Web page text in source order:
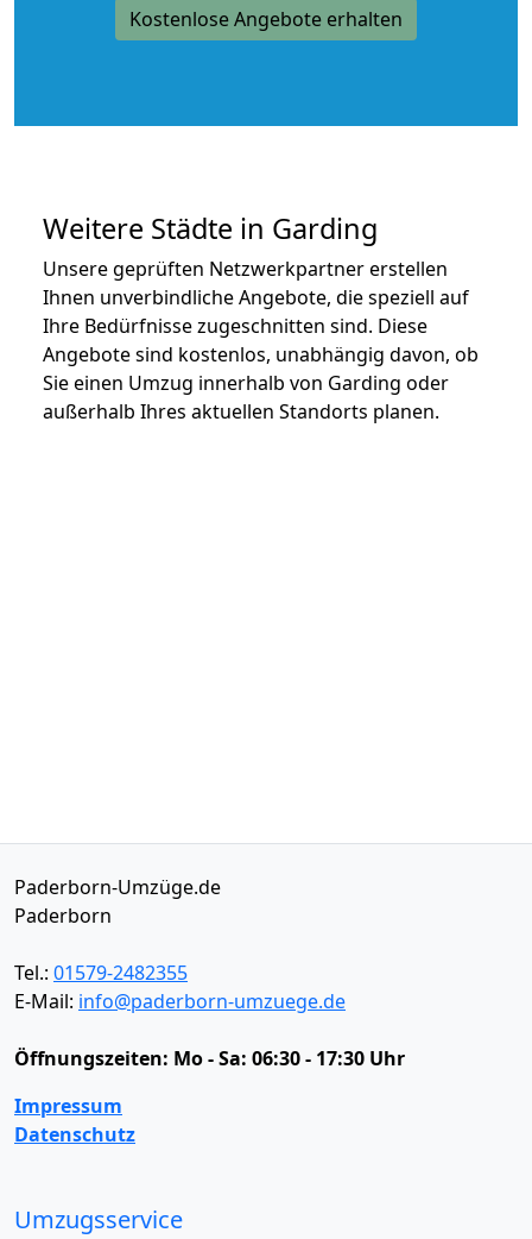
Kostenlose Angebote erhalten
Weitere Städte in Garding
Unsere geprüften Netzwerkpartner erstellen
Ihnen unverbindliche Angebote, die speziell auf
Ihre Bedürfnisse zugeschnitten sind. Diese
Angebote sind kostenlos, unabhängig davon, ob
Sie einen Umzug innerhalb von Garding oder
außerhalb Ihres aktuellen Standorts planen.
Paderborn-Umzüge.de
Paderborn
Tel.: 01579-2482355
E-Mail: info@paderborn-umzuege.de
Öffnungszeiten: Mo - Sa: 06:30 - 17:30 Uhr
Impressum
Datenschutz
Umzugsservice